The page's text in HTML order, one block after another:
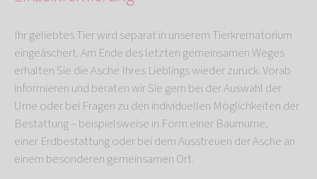
Ihr geliebtes Tier wird separat in unserem Tierkrematorium
eingeäschert. Am Ende des letzten gemeinsamen Weges
erhalten Sie die Asche Ihres Lieblings wieder zurück. Vorab
informieren und beraten wir Sie gern bei der Auswahl der
Urne oder bei Fragen zu den individuellen Möglichkeiten der
Bestattung – beispielsweise in Form einer Baumurne,
einer Erdbestattung oder bei dem Ausstreuen der Asche an
einem besonderen gemeinsamen Ort.